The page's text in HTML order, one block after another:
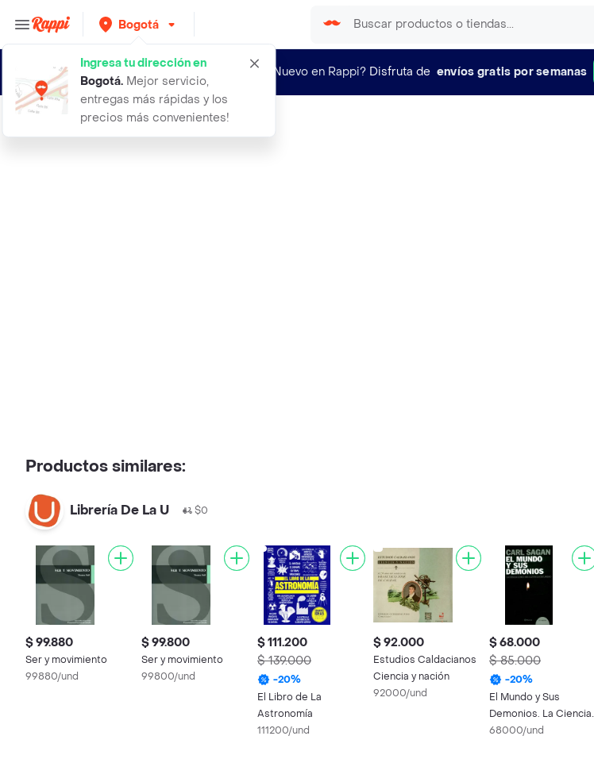
Bogotá
Ingresa tu dirección en
Bogotá. Mejor servicio,
entregas más rápidas y los
precios más convenientes!
¿Nuevo en Rappi? Disfruta de envíos gratis por semanas
ydea astronomica de la fabrica del
Productos similares:
Librería De La U $0
$ 99.880
Ser y movimiento
99880/und
$ 99.800
Ser y movimiento
99800/und
$ 111.200
$ 139.000
-20%
El Libro de La
Astronomía
111200/und
$ 92.000
Estudios Caldacianos
Ciencia y nación
92000/und
$ 68.000
$ 85.000
-20%
El Mundo y Sus
Demonios. La Ciencia
Como Una Luz en la
68000/und